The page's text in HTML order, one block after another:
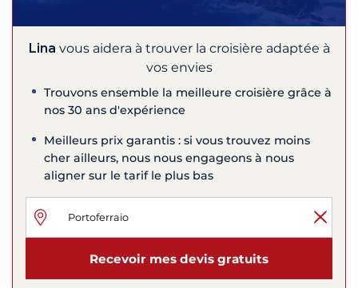
Lina vous aidera à trouver la croisière adaptée à
vos envies
Trouvons ensemble la meilleure croisière grâce à
nos 30 ans d'expérience
Meilleurs prix garantis : si vous trouvez moins
cher ailleurs, nous nous engageons à nous
aligner sur le tarif le plus bas
Recevoir mes devis gratuits